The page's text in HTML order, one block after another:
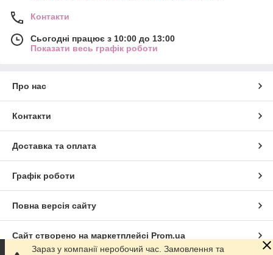
Контакти
Сьогодні працює з 10:00 до 13:00
Показати весь графік роботи
Про нас
Контакти
Доставка та оплата
Графік роботи
Повна версія сайту
Сайт створено на маркетплейсі Prom.ua
Зараз у компанії неробочий час. Замовлення та